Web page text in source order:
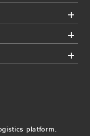
platform.